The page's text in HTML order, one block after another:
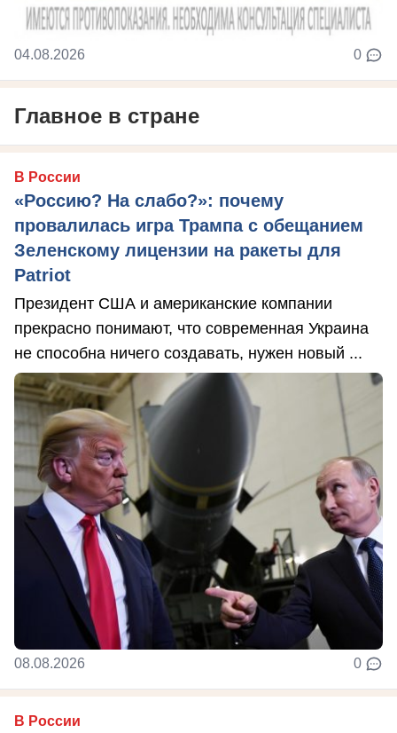
04.08.2026 0
Главное в стране
В России
«Россию? На слабо?»: почему
провалилась игра Трампа с обещанием
Зеленскому лицензии на ракеты для
Patriot
Президент США и американские компании
прекрасно понимают, что современная Украина
не способна ничего создавать, нужен новый ...
08.08.2026 0
В России